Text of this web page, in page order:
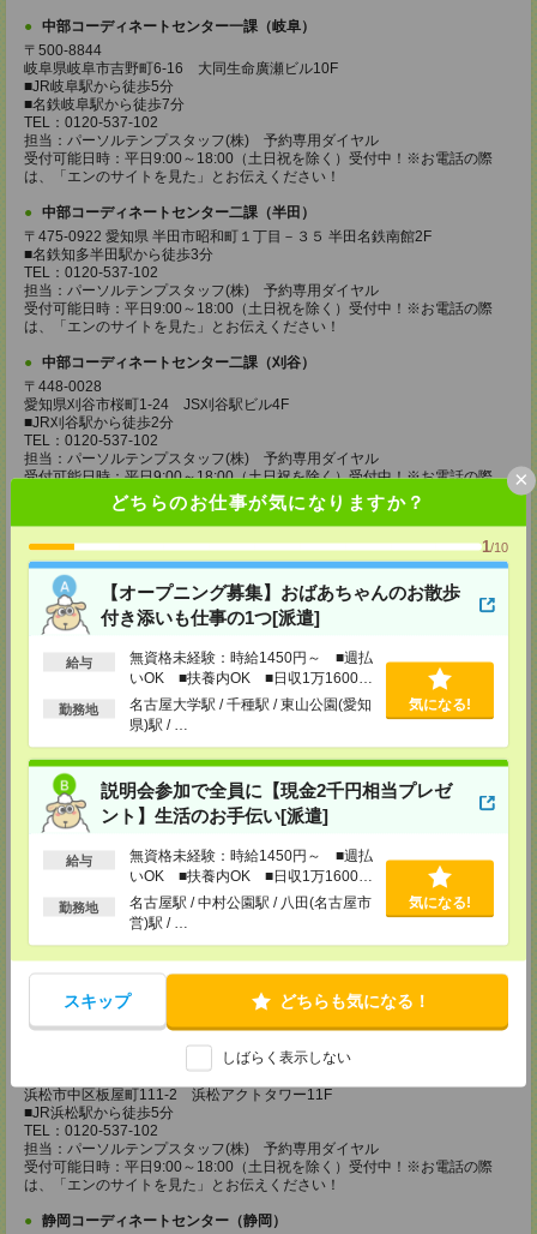
どちらのお仕事が気になりますか？
1/10
【オープニング募集】おばあちゃんのお散歩
付き添いも仕事の1つ[派遣]
給与
無資格未経験：時給1450円～ ■週払
いOK ■扶養内OK ■日収1万1600円
以上
勤務地
名古屋大学駅 / 千種駅 / 東山公園(愛知
県)駅 / …
気になる!
説明会参加で全員に【現金2千円相当プレゼ
ント】生活のお手伝い[派遣]
給与
無資格未経験：時給1450円～ ■週払
いOK ■扶養内OK ■日収1万1600円
以上
勤務地
名古屋駅 / 中村公園駅 / 八田(名古屋市
営)駅 / …
気になる!
スキップ どちらも気になる！
しばらく表示しない
×
中部コーディネートセンター一課（岐阜）
〒500-8844
岐阜県岐阜市吉野町6-16 大同生命廣瀬ビル10F
■JR岐阜駅から徒歩5分
■名鉄岐阜駅から徒歩7分
TEL：0120-537-102
担当：パーソルテンプスタッフ(株) 予約専用ダイヤル
受付可能日時：平日9:00～18:00（土日祝を除く）受付中！※お電話の際
は、「エンのサイトを見た」とお伝えください！
中部コーディネートセンター二課（半田）
〒475-0922 愛知県 半田市昭和町１丁目－３５ 半田名鉄南館2F
■名鉄知多半田駅から徒歩3分
TEL：0120-537-102
担当：パーソルテンプスタッフ(株) 予約専用ダイヤル
受付可能日時：平日9:00～18:00（土日祝を除く）受付中！※お電話の際
は、「エンのサイトを見た」とお伝えください！
中部コーディネートセンター二課（刈谷）
〒448-0028
愛知県刈谷市桜町1-24 JS刈谷駅ビル4F
■JR刈谷駅から徒歩2分
TEL：0120-537-102
担当：パーソルテンプスタッフ(株) 予約専用ダイヤル
受付可能日時：平日9:00～18:00（土日祝を除く）受付中！※お電話の際
は、「エンのサイトを見た」とお伝えください！
中部コーディネートセンター二課（豊田）
〒471-0025
愛知県豊田市西町1-200 豊田参合館1F
■名鉄豊田市駅から徒歩5分
■愛知環状鉄道新豊田駅から徒歩9分
TEL：0120-537-102
受付可能日時：平日9:00～18:00（土日祝を除く）受付中！※お電話の際
は、「エンのサイトを見た」とお伝えください！
中部コーディネートセンター二課（豊橋）
愛知県豊橋市大橋通1-68 静銀ニッセイ豊橋ビル5F
■JR豊橋駅から徒歩3分
TEL：0120-537-102
担当：パーソルテンプスタッフ(株) 予約専用ダイヤル
受付可能日時：平日9:00～18:00（土日祝を除く）受付中！※お電話の際
は、「エンのサイトを見た」とお伝えください！
中部コーディネートセンター二課（岡崎）
〒444-0043 愛知県 岡崎市唐沢町11-5 第一生命・三井住友海上岡崎ビル
■名鉄東岡崎駅から徒歩3分
TEL：0120-537-102
担当：パーソルテンプスタッフ(株) 予約専用ダイヤル
受付可能日時：平日9:00～18:00（土日祝を除く）受付中！※お電話の際
静岡コーディネートセンター（浜松）
浜松市中区板屋町111-2 浜松アクトタワー11F
■JR浜松駅から徒歩5分
TEL：0120-537-102
担当：パーソルテンプスタッフ(株) 予約専用ダイヤル
受付可能日時：平日9:00～18:00（土日祝を除く）受付中！※お電話の際
は、「エンのサイトを見た」とお伝えください！
静岡コーディネートセンター（静岡）